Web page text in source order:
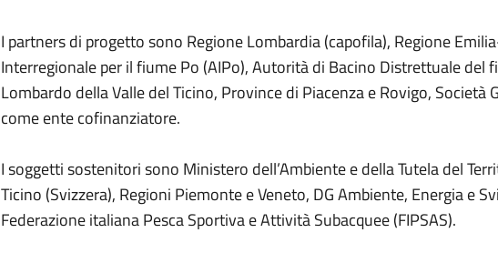
I partners di progetto sono Regione Lombardia (capofila), Regione
Interregionale per il fiume Po (AIPo), Autorità di Bacino Distrettuale del
Lombardo della Valle del Ticino, Province di Piacenza e Rovigo, Società
come ente cofinanziatore.
I soggetti sostenitori sono Ministero dell’Ambiente e della Tutela del
Ticino (Svizzera), Regioni Piemonte e Veneto, DG Ambiente, Energia e
Federazione italiana Pesca Sportiva e Attività Subacquee (FIPSAS).